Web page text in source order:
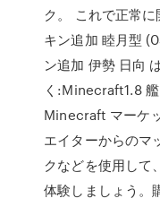
ク。 これで正常
キン追加 睦月型
ン追加 伊勢 日向
く:Minecraft1.8
Minecraft マーケ
エイターからのマ
クなどを使用し
体験しましょう。